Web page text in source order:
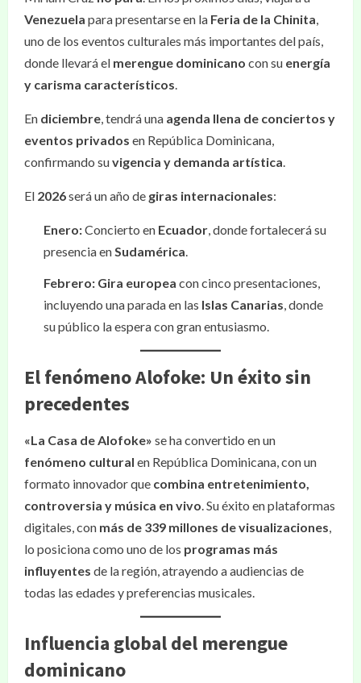
Venezuela para presentarse en la Feria de la Chinita,
uno de los eventos culturales más importantes del país,
donde llevará el merengue dominicano con su energía
y carisma característicos.
En diciembre, tendrá una agenda llena de conciertos y
eventos privados en República Dominicana,
confirmando suvigencia y demanda artística.
El 2026será un año de giras internacionales:
Enero:Concierto en Ecuador, donde fortalecerá su
presencia enSudamérica.
Febrero: Gira europea con cinco presentaciones,
incluyendo una parada en las Islas Canarias, donde
su público la espera con gran entusiasmo.
El fenómeno Alofoke: Un éxito sin
precedentes
«La Casa de Alofoke» se ha convertido en un
fenómeno cultural en República Dominicana, con un
formato innovador que combina entretenimiento,
controversia y música en vivo. Su éxito en plataformas
digitales, con más de 339 millones de visualizaciones,
lo posiciona como uno de los programas más
influyentes de la región, atrayendo a audiencias de
todas las edades y preferencias musicales.
Influencia global del merengue
dominicano